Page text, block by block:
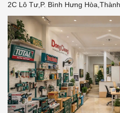
2C Lô Tư,P. Bình Hưng